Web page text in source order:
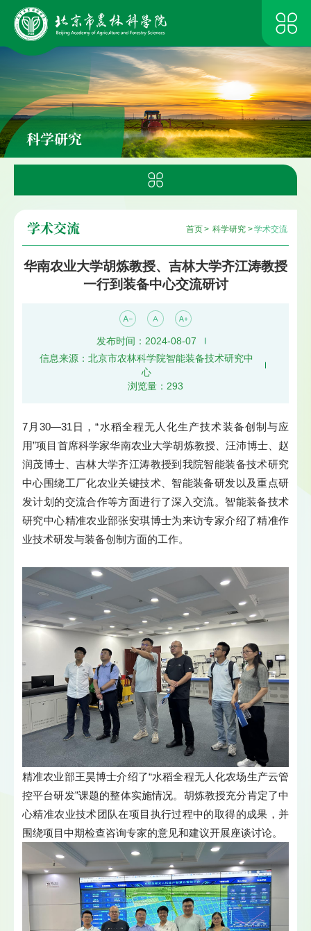
科学研究
首页> 科学研究 >学术交流
学术交流
华南农业大学胡炼教授、吉林大学齐江涛教授
一行到装备中心交流研讨
发布时间：2024-08-07
信息来源：北京市农林科学院智能装备技术研究中
心
浏览量： 293
7月30—31日，“水稻全程无人化生产技术装备创制与应
用”项目首席科学家华南农业大学胡炼教授、汪沛博士、赵
润茂博士、吉林大学齐江涛教授到我院智能装备技术研究
中心围绕工厂化农业关键技术、智能装备研发以及重点研
发计划的交流合作等方面进行了深入交流。 智能装备技术
研究中心精准农业部张安琪博士为来访专家介绍了精准作
业技术研发与装备创制方面的工作。
精准农业部王昊博士介绍了“水稻全程无人化农场生产云管
控平台研发”课题的整体实施情况。胡炼教授充分肯定了中
心精准农业技术团队在项目执行过程中的取得的成果，并
围绕项目中期检查咨询专家的意见和建议开展座谈讨论。